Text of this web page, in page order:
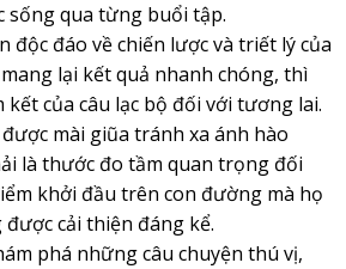
sống qua từng buổi tập.
độc đáo về chiến lược và triết lý của
lại kết quả nhanh chóng, thì
của câu lạc bộ đối với tương lai.
mài giũa tránh xa ánh hào
là thước đo tầm quan trọng đối
khởi đầu trên con đường mà họ
cải thiện đáng kể.
phá những câu chuyện thú vị,